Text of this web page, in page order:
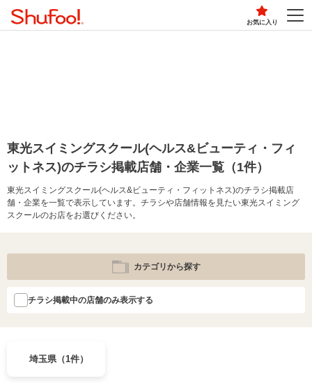
お気に入り
東光スイミングスクール(ヘルス&ビューティ・フィ
ットネス)のチラシ掲載店舗・企業一覧（1件）
東光スイミングスクール(ヘルス&ビューティ・フィットネス)のチラシ掲載店
舗・企業を一覧で表示しています。チラシや店舗情報を見たい東光スイミング
スクールのお店をお選びください。
カテゴリから探す
チラシ掲載中の店舗のみ表示する
埼玉県（1件）